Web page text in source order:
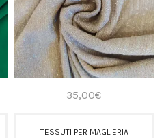
35,00€
TESSUTI PER MAGLIERIA